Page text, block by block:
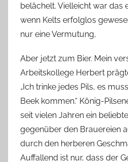
belächelt. Vielleicht war das
wenn Kelts erfolglos
nur eine Vermutung,
Aber jetzt zum Bier. Mein
Arbeitskollege Herbert
„Ich trinke jedes Pils, es
Beek kommen.“ König-
seit vielen Jahren ein
gegenüber den Brauereien
durch den herberen
Auffallend ist nur, dass der